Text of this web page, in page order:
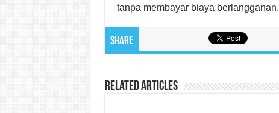
tanpa membayar biaya berlangganan.
Share
Related Articles